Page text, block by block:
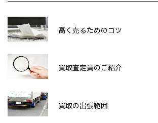
高く売るためのコツ
買取査定員のご紹介
買取の出張範囲